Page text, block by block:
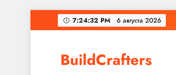
Перейти
к
7:24:33 PM 6 августа 2026
BuildCrafters